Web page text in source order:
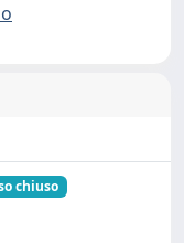
chiuso